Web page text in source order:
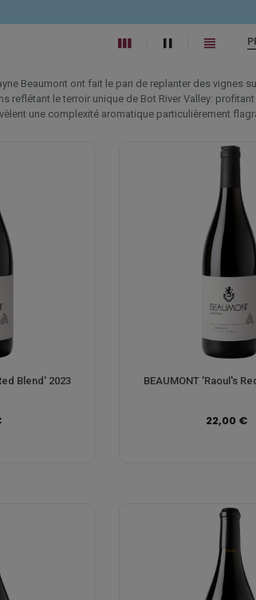
Beaumont ont fait le pari de replanter des vignes
reflétant le terroir unique de Bot River Valley:
une complexité aromatique particulièrement
Blend' 2023 BEAUMONT 'Raoul's
22,00 €